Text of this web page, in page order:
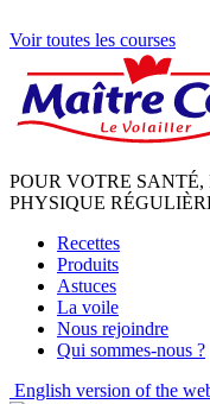
Voir toutes les courses
POUR VOTRE
PHYSIQUE
Recettes
Produits
Astuces
La voile
Nous rejoindre
Qui sommes-nous ?
English version of the